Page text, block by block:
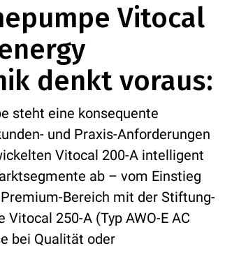
Vitocal
denkt voraus:
steht eine konsequente
und Praxis-Anforderungen
Vitocal 200-A intelligent
ab – vom Einstieg
Bereich mit der Stiftung-
250-A (Typ AWO-E AC
bei Qualität oder